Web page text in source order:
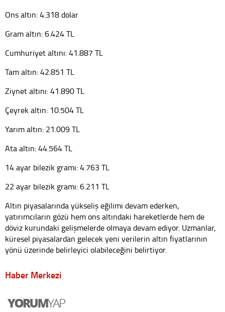
Ons altın: 4.318 dolar
Gram altın: 6.424 TL
Cumhuriyet altını: 41.887 TL
Tam altın: 42.851 TL
Ziynet altını: 41.890 TL
Çeyrek altın: 10.504 TL
Yarım altın: 21.009 TL
Ata altın: 44.564 TL
14 ayar bilezik gramı: 4.763 TL
22 ayar bilezik gramı: 6.211 TL
Altın piyasalarında yükseliş eğilimi devam ederken,
yatırımcıların gözü hem ons altındaki hareketlerde hem de
döviz kurundaki gelişmelerde olmaya devam ediyor. Uzmanlar,
küresel piyasalardan gelecek yeni verilerin altın fiyatlarının
yönü üzerinde belirleyici olabileceğini belirtiyor.
Haber Merkezi